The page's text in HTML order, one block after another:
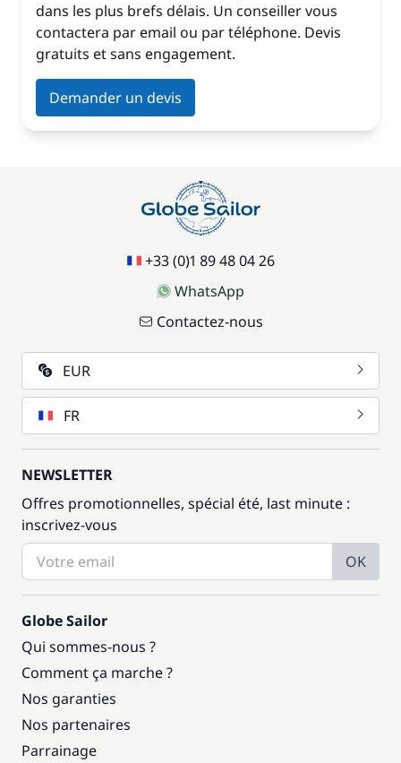
dans les plus brefs délais. Un conseiller vous
contactera par email ou par téléphone. Devis
gratuits et sans engagement.
Demander un devis
+33 (0)1 89 48 04 26
WhatsApp
Contactez-nous
EUR
FR
NEWSLETTER
Offres promotionnelles, spécial été, last minute :
inscrivez-vous
OK
Globe Sailor
Qui sommes-nous ?
Comment ça marche ?
Nos garanties
Nos partenaires
Parrainage